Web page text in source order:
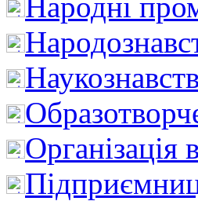
Організація